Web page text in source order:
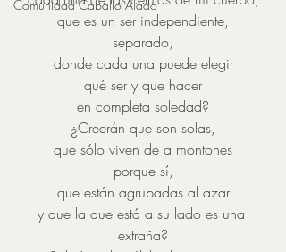
Comunidad Caballo Alado
que es un ser independiente,
separado,
donde cada una puede elegir
qué ser y que hacer
en completa soledad?
¿Creerán que son solas,
que sólo viven de a montones
porque sí,
que están agrupadas al azar
y que la que está a su lado es una
extraña?